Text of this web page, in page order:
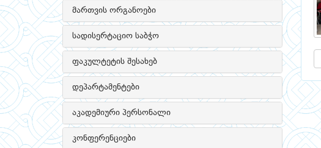
მართვის ორგანოები
სადისერტაციო საბჭო
ფაკულტეტის შესახებ
დეპარტამენტები
აკადემიური პერსონალი
კონფერენციები